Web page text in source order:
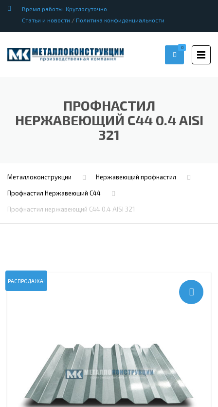
Время работы: Круглосуточно
Статьи и новости / Политика конфиденциальности
0
ПРОФНАСТИЛ
НЕРЖАВЕЮЩИЙ С44 0.4 AISI
321
Металлоконструкции Нержавеющий профнастил
Профнастил Hержавеющий С44
Профнастил нержавеющий С44 0.4 AISI 321
РАСПРОДАЖА!